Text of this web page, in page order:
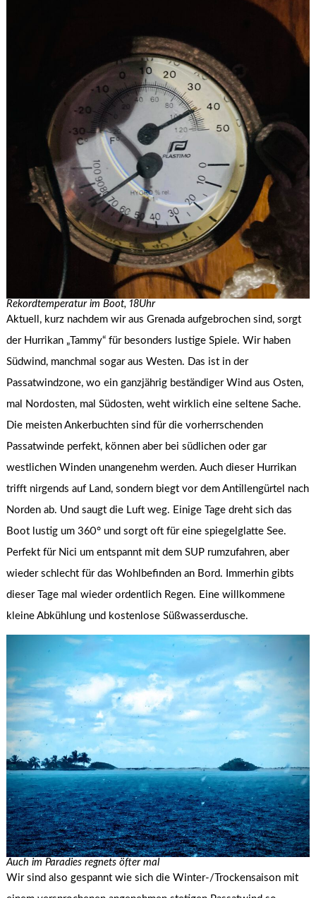
Rekordtemperatur im Boot, 18Uhr
Aktuell, kurz nachdem wir aus Grenada aufgebrochen sind, sorgt
der Hurrikan „Tammy“ für besonders lustige Spiele. Wir haben
Südwind, manchmal sogar aus Westen. Das ist in der
Passatwindzone, wo ein ganzjährig beständiger Wind aus Osten,
mal Nordosten, mal Südosten, weht wirklich eine seltene Sache.
Die meisten Ankerbuchten sind für die vorherrschenden
Passatwinde perfekt, können aber bei südlichen oder gar
westlichen Winden unangenehm werden. Auch dieser Hurrikan
trifft nirgends auf Land, sondern biegt vor dem Antillengürtel nach
Norden ab. Und saugt die Luft weg. Einige Tage dreht sich das
Boot lustig um 360° und sorgt oft für eine spiegelglatte See.
Perfekt für Nici um entspannt mit dem SUP rumzufahren, aber
wieder schlecht für das Wohlbefinden an Bord. Immerhin gibts
dieser Tage mal wieder ordentlich Regen. Eine willkommene
kleine Abkühlung und kostenlose Süßwasserdusche.
Auch im Paradies regnets öfter mal
Wir sind also gespannt wie sich die Winter-/Trockensaison mit